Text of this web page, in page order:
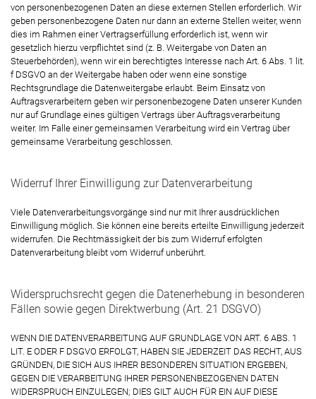
von personenbezogenen Daten an diese externen Stellen erforderlich. Wir
geben personenbezogene Daten nur dann an externe Stellen weiter, wenn
dies im Rahmen einer Vertragserfüllung erforderlich ist, wenn wir
gesetzlich hierzu verpflichtet sind (z. B. Weitergabe von Daten an
Steuerbehörden), wenn wir ein berechtigtes Interesse nach Art. 6 Abs. 1 lit.
f DSGVO an der Weitergabe haben oder wenn eine sonstige
Rechtsgrundlage die Datenweitergabe erlaubt. Beim Einsatz von
Auftragsverarbeitern geben wir personenbezogene Daten unserer Kunden
nur auf Grundlage eines gültigen Vertrags über Auftragsverarbeitung
weiter. Im Falle einer gemeinsamen Verarbeitung wird ein Vertrag über
gemeinsame Verarbeitung geschlossen.
Widerruf Ihrer Einwilligung zur Datenverarbeitung
Viele Datenverarbeitungsvorgänge sind nur mit Ihrer ausdrücklichen
Einwilligung möglich. Sie können eine bereits erteilte Einwilligung jederzeit
widerrufen. Die Rechtmässigkeit der bis zum Widerruf erfolgten
Datenverarbeitung bleibt vom Widerruf unberührt.
Widerspruchsrecht gegen die Datenerhebung in besonderen
Fällen sowie gegen Direktwerbung (Art. 21 DSGVO)
WENN DIE DATENVERARBEITUNG AUF GRUNDLAGE VON ART. 6 ABS. 1
LIT. E ODER F DSGVO ERFOLGT, HABEN SIE JEDERZEIT DAS RECHT, AUS
GRÜNDEN, DIE SICH AUS IHRER BESONDEREN SITUATION ERGEBEN,
GEGEN DIE VERARBEITUNG IHRER PERSONENBEZOGENEN DATEN
WIDERSPRUCH EINZULEGEN; DIES GILT AUCH FÜR EIN AUF DIESE